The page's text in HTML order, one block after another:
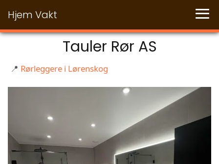
Hjem Vakt
Tauler Rør AS
📍 Rørleggere i Lørenskog